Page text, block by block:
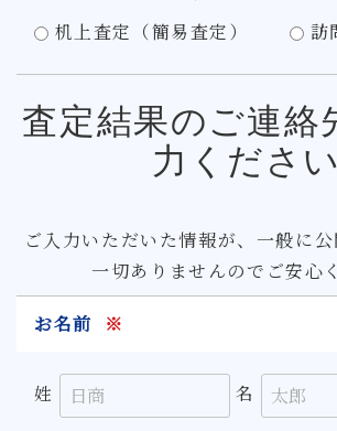
机上査定（簡易査定）
訪
査定結果のご連絡
力ください
ご入力いただいた情報が、一般に
一切ありませんのでご安心
お名前 ※
姓 名